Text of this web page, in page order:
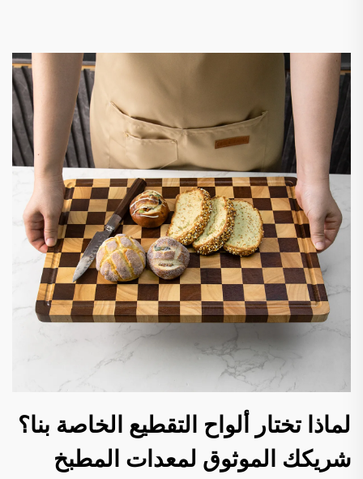
لماذا تختار ألواح التقطيع الخاصة بنا؟
شريكك الموثوق لمعدات المطبخ